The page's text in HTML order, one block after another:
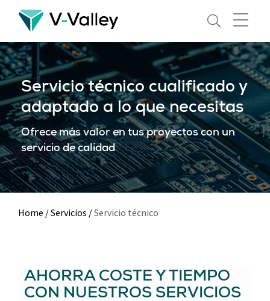
Skip
main
content
Servicio técnico cualificado y
adaptado a lo que necesitas
Ofrece más valor en tus proyectos con un
servicio de calidad
Home /Servicios /Servicio técnico
AHORRA COSTE Y TIEMPO
CON NUESTROS SERVICIOS